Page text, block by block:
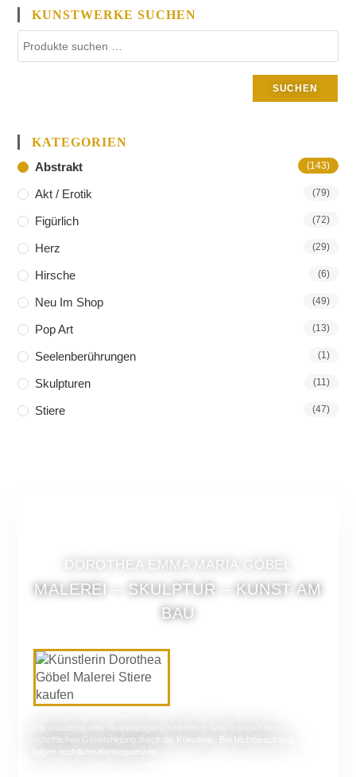
KUNSTWERKE SUCHEN
SUCHEN
KATEGORIEN
Abstrakt
(143)
Akt / Erotik (79)
Figürlich (72)
Herz (29)
Hirsche (6)
Neu Im Shop (49)
Pop Art (13)
Seelenberührungen (1)
Skulpturen (11)
Stiere (47)
DOROTHEA EMMA MARIA GÖBEL
MALEREI – SKULPTUR – KUNST AM
BAU
schriftlichen Genehmigung durch die Künstlerin. Bei Nichtbeachtung
folgen rechtliche Konsequenzen.